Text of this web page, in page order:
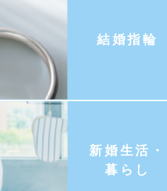
結婚指輪
新婚生活・
暮らし